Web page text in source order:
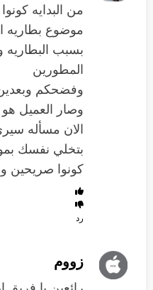
من البدايه
بسبب البطاريه
المطورين
وفضحكم وبعدين
وصار العميل
الان مسأله
بتخلي نفسك
كونوا صريحين
رد
زووم